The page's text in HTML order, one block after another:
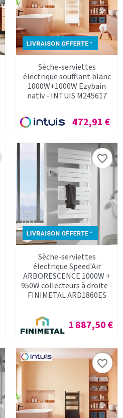
Sèche-serviettes
électrique soufflant blanc
1000W+1000W Ezybain
nativ - INTUIS M245617
Prix
472,91 €
Sèche-serviettes
électrique Speed'Air
ARBORESCENCE 1000W +
950W collecteurs à droite -
FINIMETAL ARD1860ES
Prix
1 887,50 €
favorite_border
favorite_border